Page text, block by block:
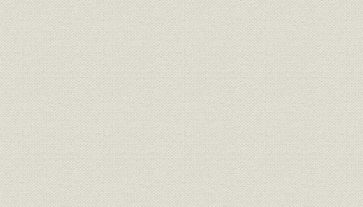
財務・業績;経営
株式会社時代の業績(明治33年~
大正末)
明治33年
年度(1926
事業所
大正2年5月新築の本社社屋(小舟
町河岸)
大正2年
事業所
大正10年2月新築の本社社屋(鎧
河岸)
大正10年
事業所 関東大震災以前の本社社屋付近 [大正12年
事業所;災害
関東大震災で類焼した本社の内
部
[大正12年